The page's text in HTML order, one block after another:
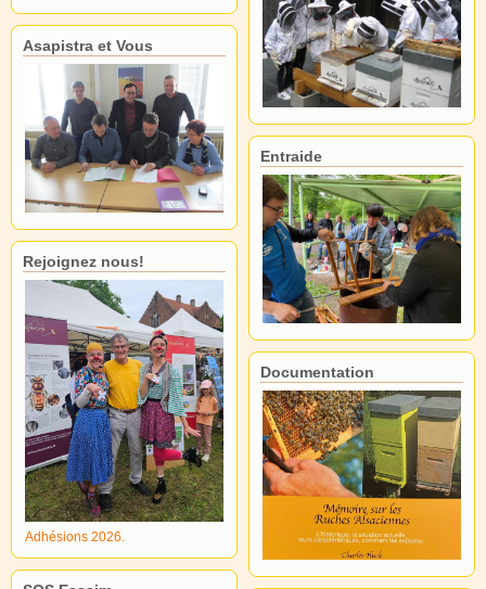
Asapistra et Vous
Rejoignez nous!
Adhésions 2026.
Entraide
Documentation